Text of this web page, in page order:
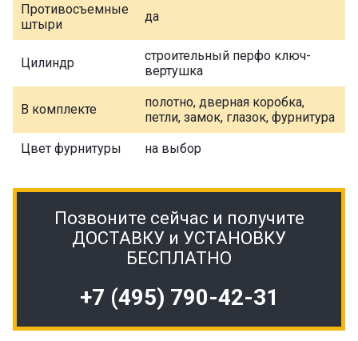
Противосъемные
штыри
да
Цилиндр
строительный перфо ключ-
вертушка
В комплекте
полотно, дверная коробка,
петли, замок, глазок, фурнитура
Цвет фурнитуры на выбор
Позвоните сейчас и получите
ДОСТАВКУ и УСТАНОВКУ
БЕСПЛАТНО
+7 (495) 790-42-31